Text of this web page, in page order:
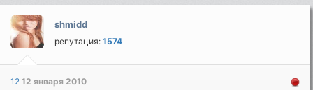
shmidd
репутация:1574
1212 января 2010